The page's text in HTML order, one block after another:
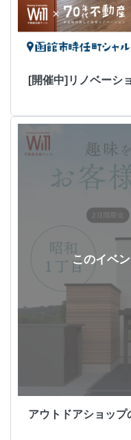
[開催中]リノベーシ
このイベ
アウトドアショッ